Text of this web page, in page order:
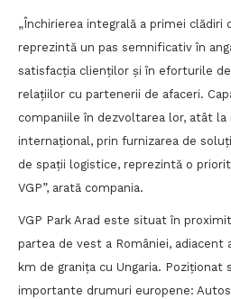
„Închirierea integrală a primei clădiri
reprezintă un pas semnificativ în
satisfacția clienților și în eforturile
relațiilor cu partenerii de afaceri.
companiile în dezvoltarea lor, atât la
internațional, prin furnizarea de
de spații logistice, reprezintă o
VGP”, arată compania.
VGP Park Arad este situat în
partea de vest a României, adiacent
km de graniţa cu Ungaria.
importante drumuri europene: